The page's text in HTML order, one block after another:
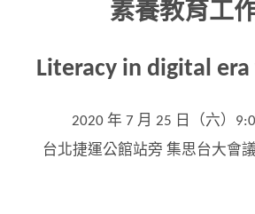
素養教育工
Literacy in digital
2020 年 7 月 25 日（六）
台北捷運公館站旁 集思台大會